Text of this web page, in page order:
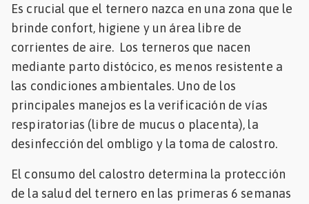
Es crucial que el ternero nazca en una zona que le
brinde confort, higiene y un área libre de
corrientes de aire. Los terneros que nacen
mediante parto distócico, es menos resistente a
las condiciones ambientales. Uno de los
principales manejos es la verificación de vías
respiratorias (libre de mucus o placenta), la
desinfección del ombligo y la toma de calostro.
El consumo del calostro determina la protección
de la salud del ternero en las primeras 6 semanas